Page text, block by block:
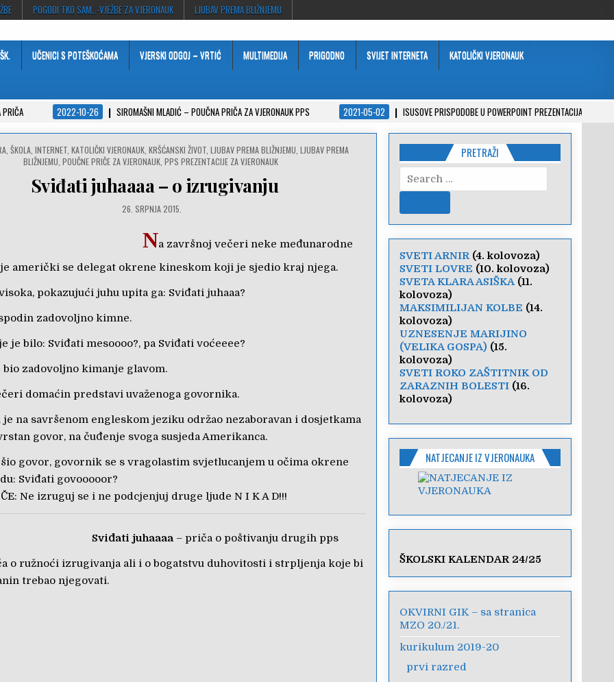
POGODI TKO SAM…-VJEŽBE ZA VJERONAUK LJUBAV PREMA BLIŽNJEMU
UČENICI S POTEŠKOĆAMA VJERSKI ODGOJ – VRTIĆ MULTIMEDIJA PRIGODNO SVIJET INTERNETA KATOLIČKI VJERONAUK
2022-10-26 SIROMAŠNI MLADIĆ – POUČNA PRIČA ZA VJERONAUK PPS 2021-05-02 ISUSOVE PRISPODOBE U POWERPOINT PREZENTACIJAMA
ŠKOLA, INTERNET, KATOLIČKI VJERONAUK, KRŠĆANSKI ŽIVOT, LJUBAV PREMA BLIŽNJEMU LJUBAV PREMA
BLIŽNJEMU ,POUČNE PRIČE ZA VJERONAUK ,PPS PREZENTACIJE ZA VJERONAUK
Sviđati juhaaaa – o izrugivanju
26. SRPNJA 2015.
Na završnoj večeri neke međunarodne
američki se delegat okrene kineskom koji je sjedio kraj njega.
pokazujući juhu upita ga: Sviđati juhaaa?
zadovoljno kimne.
je bilo: Sviđati mesoooo?, pa Sviđati voćeeee?
bio zadovoljno kimanje glavom.
domaćin predstavi uvaženoga govornika.
na savršenom engleskom jeziku održao nezaboravan i dosjetkama
govor, na čuđenje svoga susjeda Amerikanca.
govor, govornik se s vragolastim svjetlucanjem u očima okrene
Sviđati govooooor?
Ne izruguj se i ne podcjenjuj druge ljude N I K A D!!!
Sviđati juhaaaa – priča o poštivanju drugih pps
o ružnoći izrugivanja ali i o bogatstvu duhovitosti i strpljenja koje bi
trebao njegovati.
PRETRAŽI
Search
for:
SVETI ARNIR(4. kolovoza)
SVETI LOVRE (10. kolovoza)
SVETA KLARA ASIŠKA(11.
kolovoza)
MAKSIMILIJAN KOLBE (14.
kolovoza)
UZNESENJE MARIJINO
(VELIKA GOSPA) (15.
kolovoza)
SVETI ROKO ZAŠTITNIK OD
ZARAZNIH BOLESTI(16.
kolovoza)
NATJECANJE IZ VJERONAUKA
ŠKOLSKI KALENDAR 24/25
OKVIRNI GIK – sa stranica
MZO 20./21.
kurikulum 2019-20
prvi razred